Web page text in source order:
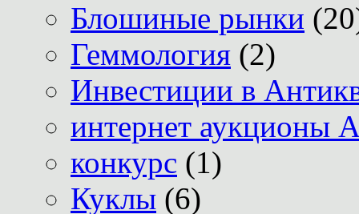
Блошиные рынки
Геммология (2)
Инвестиции в
интернет аукционы
конкурс (1)
Куклы (6)